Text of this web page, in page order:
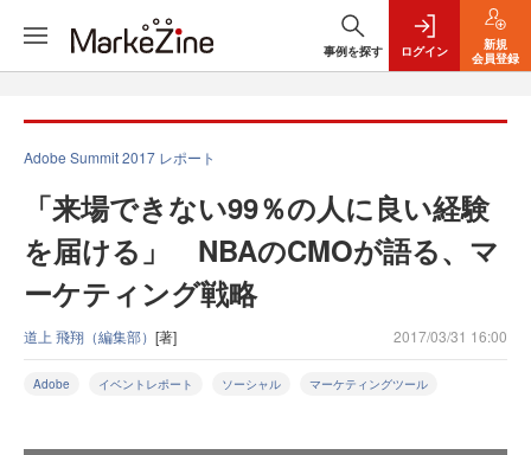
事例を探す ログイン
新規
会員登録
Adobe Summit 2017 レポート
「来場できない99％の人に良い経験
を届ける」 NBAのCMOが語る、マ
ーケティング戦略
道上 飛翔（編集部） [著] 2017/03/31 16:00
Adobe イベントレポート ソーシャル マーケティングツール